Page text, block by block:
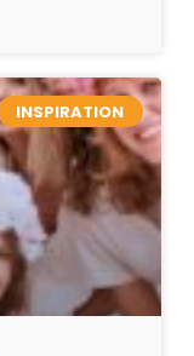
INSPIRATION